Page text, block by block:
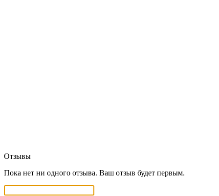
Отзывы
Пока нет ни одного отзыва. Ваш отзыв будет первым.